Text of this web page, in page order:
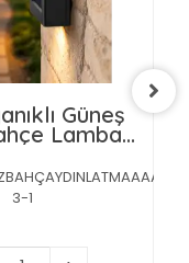
Güneş
Lambası
3-1